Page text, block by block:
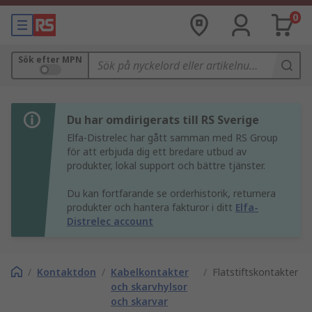
0
Sök efter MPN
Du har omdirigerats till RS Sverige
Elfa-Distrelec har gått samman med RS Group
för att erbjuda dig ett bredare utbud av
produkter, lokal support och bättre tjänster.
Du kan fortfarande se orderhistorik, returnera
produkter och hantera fakturor i ditt Elfa-
Distrelec account
/ Kontaktdon / Kabelkontakter
och skarvhylsor
och skarvar
/ Flatstiftskontakter